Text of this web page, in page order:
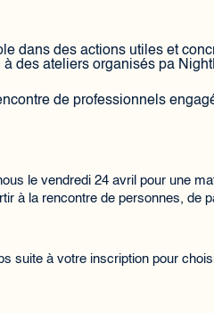
dans des actions utiles et
des ateliers organisés pa
de professionnels
le vendredi 24 avril pour une
à la rencontre de personnes, de
suite à votre inscription pour